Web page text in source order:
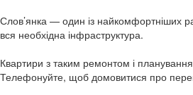
Слов’янка — один із найкомфортніших
вся необхідна інфраструктура.
Квартири з таким ремонтом і
Телефонуйте, щоб домовитися про